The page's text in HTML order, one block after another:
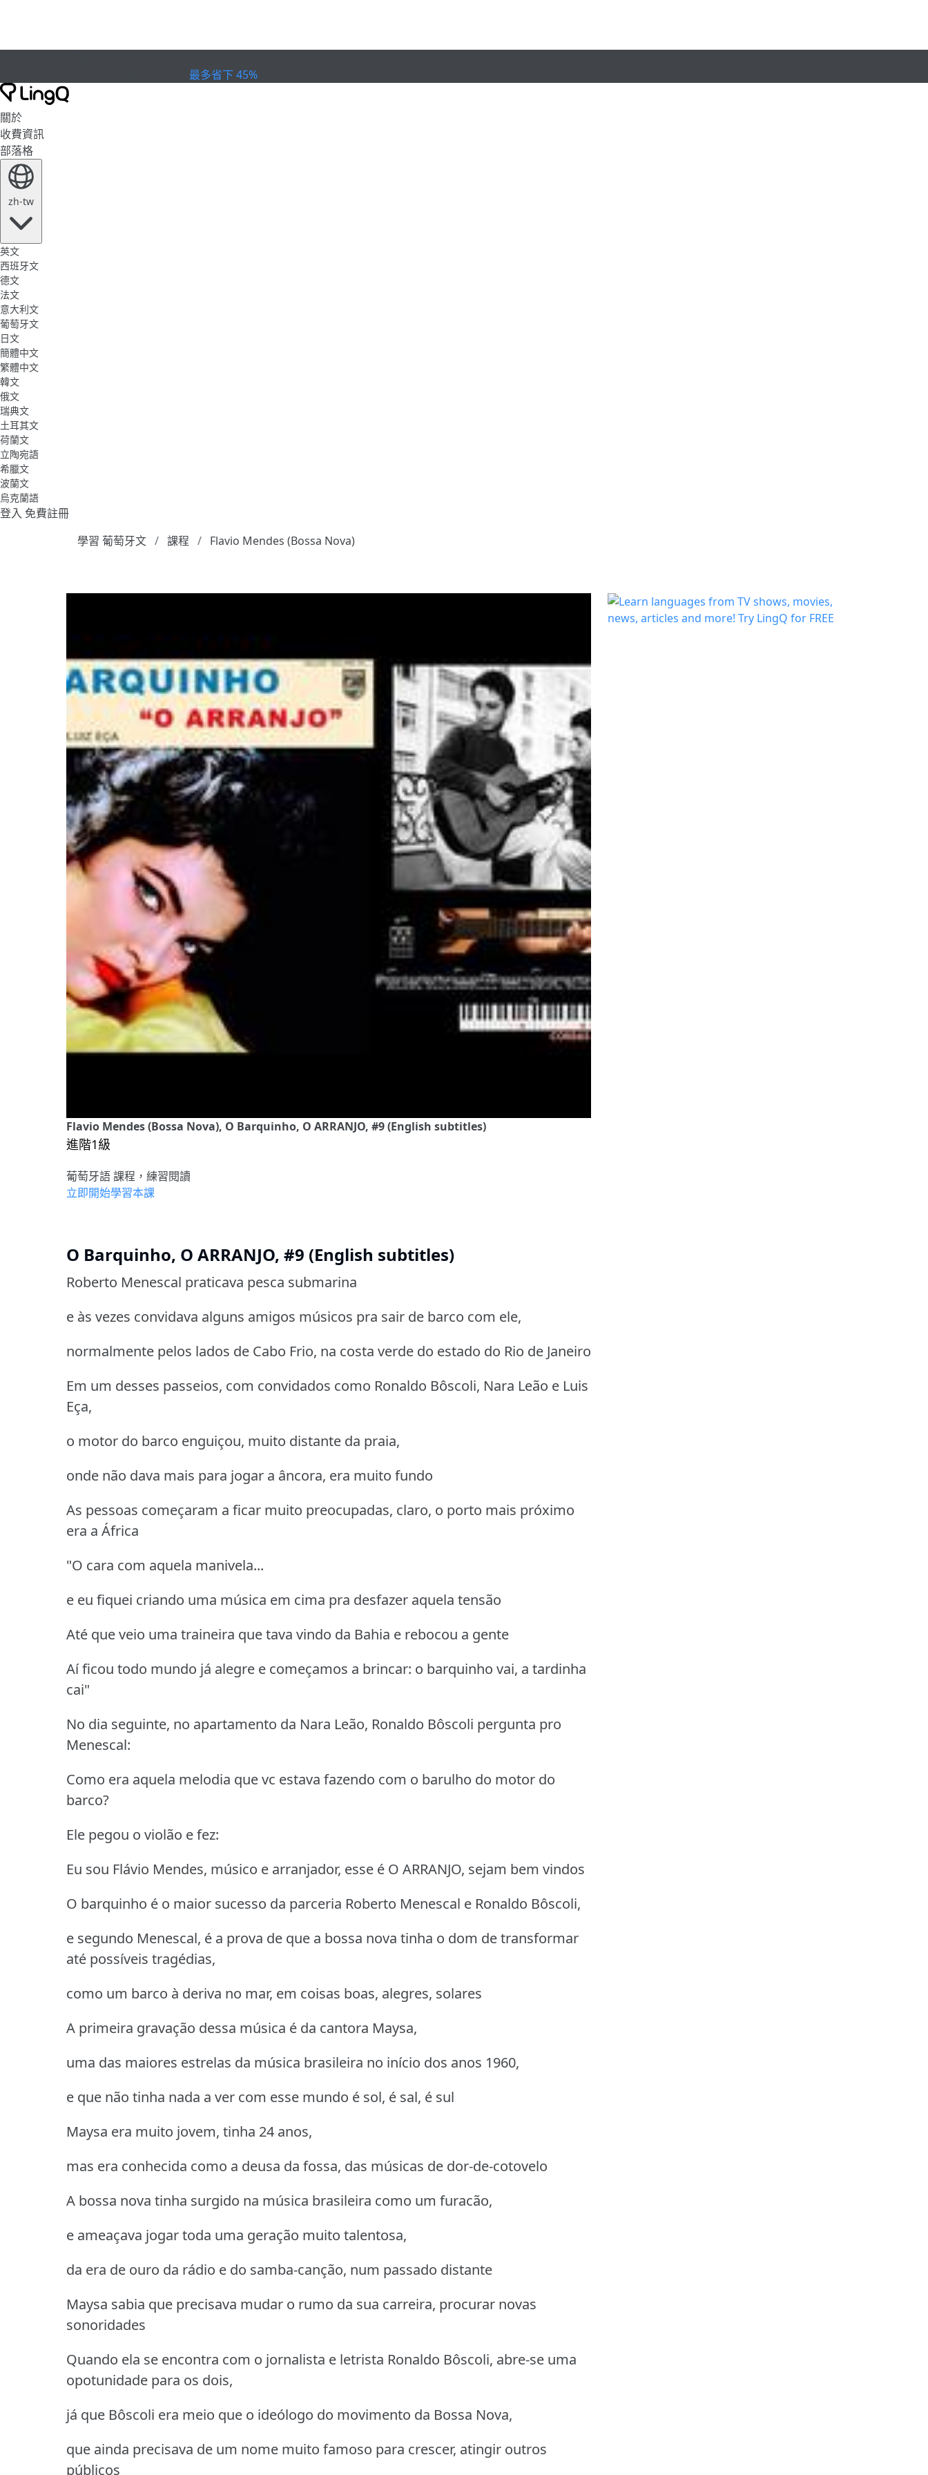
最多省下 45%
關於
收費資訊
部落格
zh-tw
英文
西班牙文
德文
法文
意大利文
葡萄牙文
日文
簡體中文
繁體中文
韓文
俄文
瑞典文
土耳其文
荷蘭文
立陶宛語
希臘文
波蘭文
烏克蘭語
登入 免費註冊
學習 葡萄牙文
課程 Flavio Mendes (Bossa Nova)
Flavio Mendes (Bossa Nova), O Barquinho, O ARRANJO, #9 (English subtitles)
進階1級
葡萄牙語 課程，練習閱讀
立即開始學習本課
O Barquinho, O ARRANJO, #9 (English subtitles)
Roberto Menescal praticava pesca submarina
e às vezes convidava alguns amigos músicos pra sair de barco com ele,
normalmente pelos lados de Cabo Frio, na costa verde do estado do Rio de Janeiro
Em um desses passeios, com convidados como Ronaldo Bôscoli, Nara Leão e Luis
Eça,
o motor do barco enguiçou, muito distante da praia,
onde não dava mais para jogar a âncora, era muito fundo
As pessoas começaram a ficar muito preocupadas, claro, o porto mais próximo
era a África
"O cara com aquela manivela...
e eu fiquei criando uma música em cima pra desfazer aquela tensão
Até que veio uma traineira que tava vindo da Bahia e rebocou a gente
Aí ficou todo mundo já alegre e começamos a brincar: o barquinho vai, a tardinha
cai"
No dia seguinte, no apartamento da Nara Leão, Ronaldo Bôscoli pergunta pro
Menescal:
Como era aquela melodia que vc estava fazendo com o barulho do motor do
barco?
Ele pegou o violão e fez:
Eu sou Flávio Mendes, músico e arranjador, esse é O ARRANJO, sejam bem vindos
O barquinho é o maior sucesso da parceria Roberto Menescal e Ronaldo Bôscoli,
e segundo Menescal, é a prova de que a bossa nova tinha o dom de transformar
até possíveis tragédias,
como um barco à deriva no mar, em coisas boas, alegres, solares
A primeira gravação dessa música é da cantora Maysa,
uma das maiores estrelas da música brasileira no início dos anos 1960,
e que não tinha nada a ver com esse mundo é sol, é sal, é sul
Maysa era muito jovem, tinha 24 anos,
mas era conhecida como a deusa da fossa, das músicas de dor-de-cotovelo
A bossa nova tinha surgido na música brasileira como um furacão,
e ameaçava jogar toda uma geração muito talentosa,
da era de ouro da rádio e do samba-canção, num passado distante
Maysa sabia que precisava mudar o rumo da sua carreira, procurar novas
sonoridades
Quando ela se encontra com o jornalista e letrista Ronaldo Bôscoli, abre-se uma
opotunidade para os dois,
já que Bôscoli era meio que o ideólogo do movimento da Bossa Nova,
que ainda precisava de um nome muito famoso para crescer, atingir outros
públicos